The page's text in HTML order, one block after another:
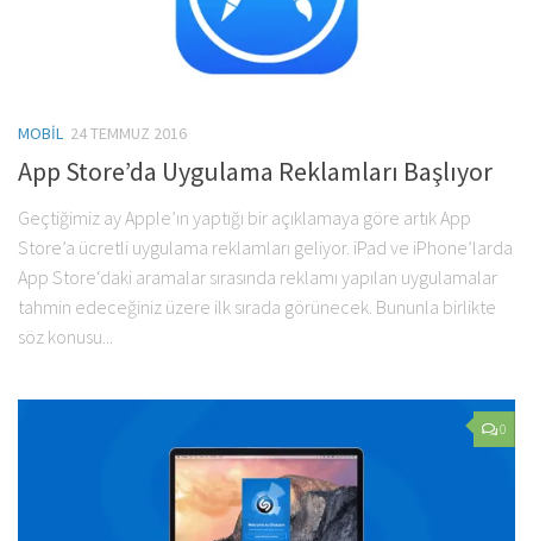
MOBIL 24 TEMMUZ 2016
App Store’da Uygulama Reklamları Başlıyor
Geçtiğimiz ay Apple’ın yaptığı bir açıklamaya göre artık App
Store’a ücretli uygulama reklamları geliyor. iPad ve iPhone’larda
App Store‘daki aramalar sırasında reklamı yapılan uygulamalar
tahmin edeceğiniz üzere ilk sırada görünecek. Bununla birlikte
söz konusu...
0